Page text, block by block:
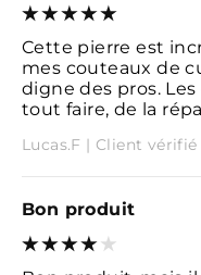
Cette pierre est
mes couteaux de
digne des pros.
tout faire, de la
Lucas.F | Client vérifié
Bon produit